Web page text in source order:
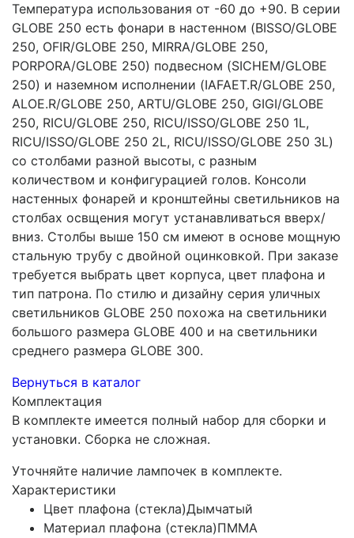
Температура использования от -60 до +90. В серии
GLOBE 250 есть фонари в настенном (BISSO/GLOBE
250, OFIR/GLOBE 250, MIRRA/GLOBE 250,
PORPORA/GLOBE 250) подвесном (SICHEM/GLOBE
250) и наземном исполнении (IAFAET.R/GLOBE 250,
ALOE.R/GLOBE 250, ARTU/GLOBE 250, GIGI/GLOBE
250, RICU/GLOBE 250, RICU/ISSO/GLOBE 250 1L,
RICU/ISSO/GLOBE 250 2L, RICU/ISSO/GLOBE 250 3L)
со столбами разной высоты, с разным
количеством и конфигурацией голов. Консоли
настенных фонарей и кронштейны светильников на
столбах освщения могут устанавливаться вверх/
вниз. Столбы выше 150 см имеют в основе мощную
стальную трубу с двойной оцинковкой. При заказе
требуется выбрать цвет корпуса, цвет плафона и
тип патрона. По стилю и дизайну серия уличных
светильников GLOBE 250 похожа на светильники
большого размера GLOBE 400 и на светильники
среднего размера GLOBE 300.
Вернуться в каталог
Комплектация
В комплекте имеется полный набор для сборки и
установки. Сборка не сложная.
Уточняйте наличие лампочек в комплекте.
Характеристики
Цвет плафона (стекла)Дымчатый
Материал плафона (стекла)ПММА